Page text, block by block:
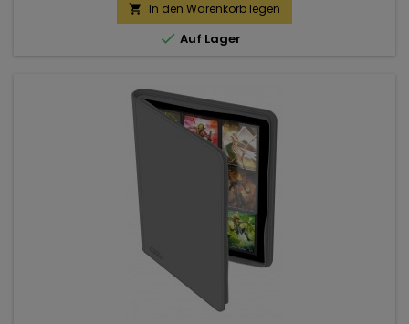
 In den Warenkorb legen
 Auf Lager